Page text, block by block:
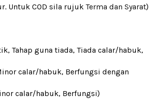
Untuk COD sila rujuk Terma dan Syarat)
Tahap guna tiada, Tiada calar/habuk,
calar/habuk, Berfungsi dengan
calar/habuk, Berfungsi)